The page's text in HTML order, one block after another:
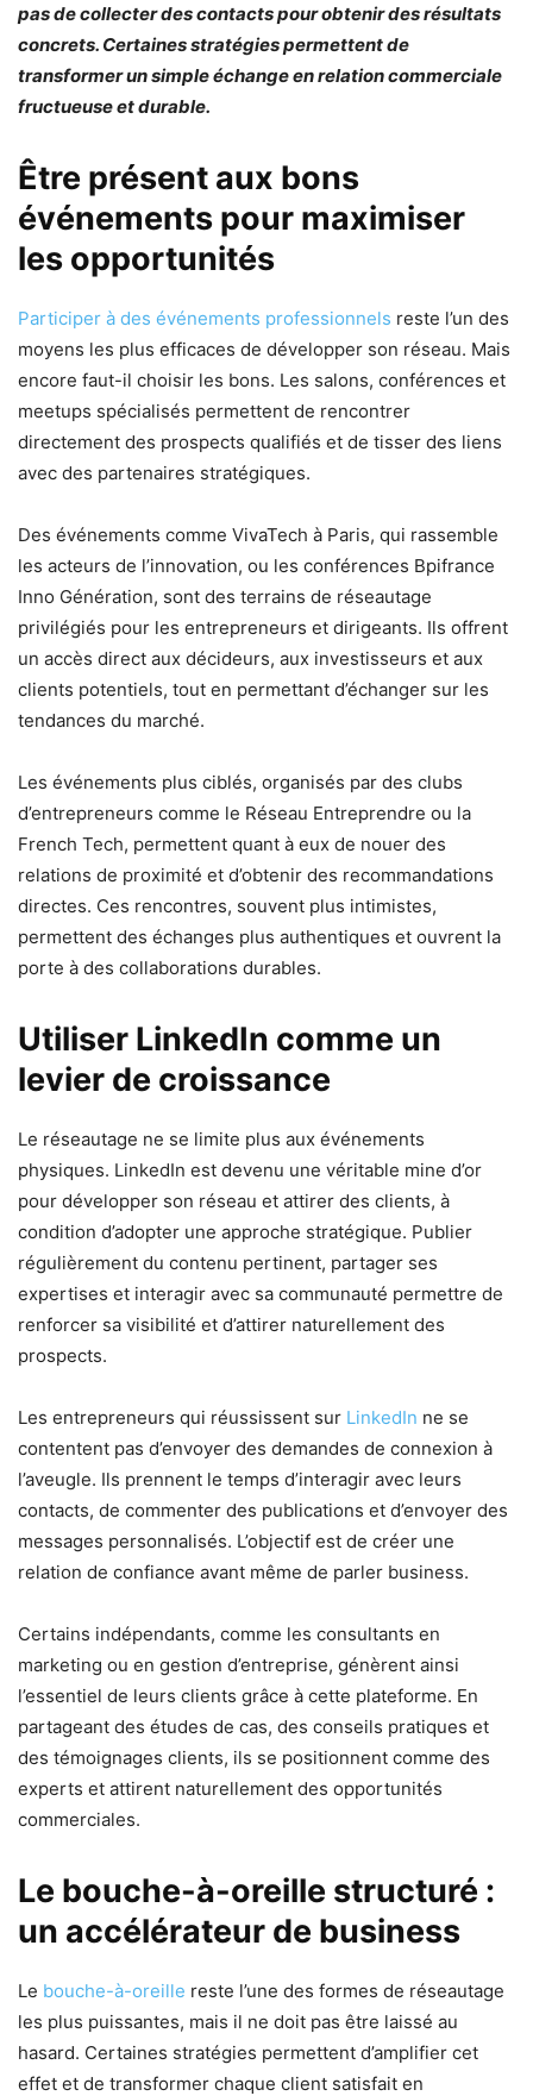
pas de collecter des contacts pour obtenir des résultats
concrets. Certaines stratégies permettent de
transformer un simple échange en relation commerciale
fructueuse et durable.
Être présent aux bons
événements pour maximiser
les opportunités
Participer à des événements professionnels reste l’un des
moyens les plus efficaces de développer son réseau. Mais
encore faut-il choisir les bons. Les salons, conférences et
meetups spécialisés permettent de rencontrer
directement des prospects qualifiés et de tisser des liens
avec des partenaires stratégiques.
Des événements comme VivaTech à Paris, qui rassemble
les acteurs de l’innovation, ou les conférences Bpifrance
Inno Génération, sont des terrains de réseautage
privilégiés pour les entrepreneurs et dirigeants. Ils offrent
un accès direct aux décideurs, aux investisseurs et aux
clients potentiels, tout en permettant d’échanger sur les
tendances du marché.
Les événements plus ciblés, organisés par des clubs
d’entrepreneurs comme le Réseau Entreprendre ou la
French Tech, permettent quant à eux de nouer des
relations de proximité et d’obtenir des recommandations
directes. Ces rencontres, souvent plus intimistes,
permettent des échanges plus authentiques et ouvrent la
porte à des collaborations durables.
Utiliser LinkedIn comme un
levier de croissance
Le réseautage ne se limite plus aux événements
physiques. LinkedIn est devenu une véritable mine d’or
pour développer son réseau et attirer des clients, à
condition d’adopter une approche stratégique. Publier
régulièrement du contenu pertinent, partager ses
expertises et interagir avec sa communauté permettre de
renforcer sa visibilité et d’attirer naturellement des
prospects.
Les entrepreneurs qui réussissent sur LinkedIn ne se
contentent pas d’envoyer des demandes de connexion à
l’aveugle. Ils prennent le temps d’interagir avec leurs
contacts, de commenter des publications et d’envoyer des
messages personnalisés. L’objectif est de créer une
relation de confiance avant même de parler business.
Certains indépendants, comme les consultants en
marketing ou en gestion d’entreprise, génèrent ainsi
l’essentiel de leurs clients grâce à cette plateforme. En
partageant des études de cas, des conseils pratiques et
des témoignages clients, ils se positionnent comme des
experts et attirent naturellement des opportunités
commerciales.
Le bouche-à-oreille structuré :
un accélérateur de business
Le bouche-à-oreille reste l’une des formes de réseautage
les plus puissantes, mais il ne doit pas être laissé au
hasard. Certaines stratégies permettent d’amplifier cet
effet et de transformer chaque client satisfait en